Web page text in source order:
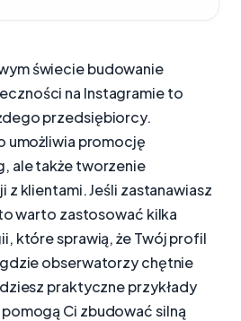
świecie budowanie
na Instagramie to
przedsiębiorcy.
umożliwia promocję
ale także tworzenie
klientami. Jeśli zastanawiasz
warto zastosować kilka
które sprawią, że Twój profil
obserwatorzy chętnie
praktyczne przykłady
Ci zbudować silną